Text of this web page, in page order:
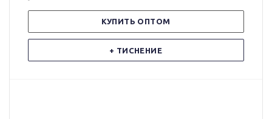
КУПИТЬ ОПТОМ
+ ТИСНЕНИЕ